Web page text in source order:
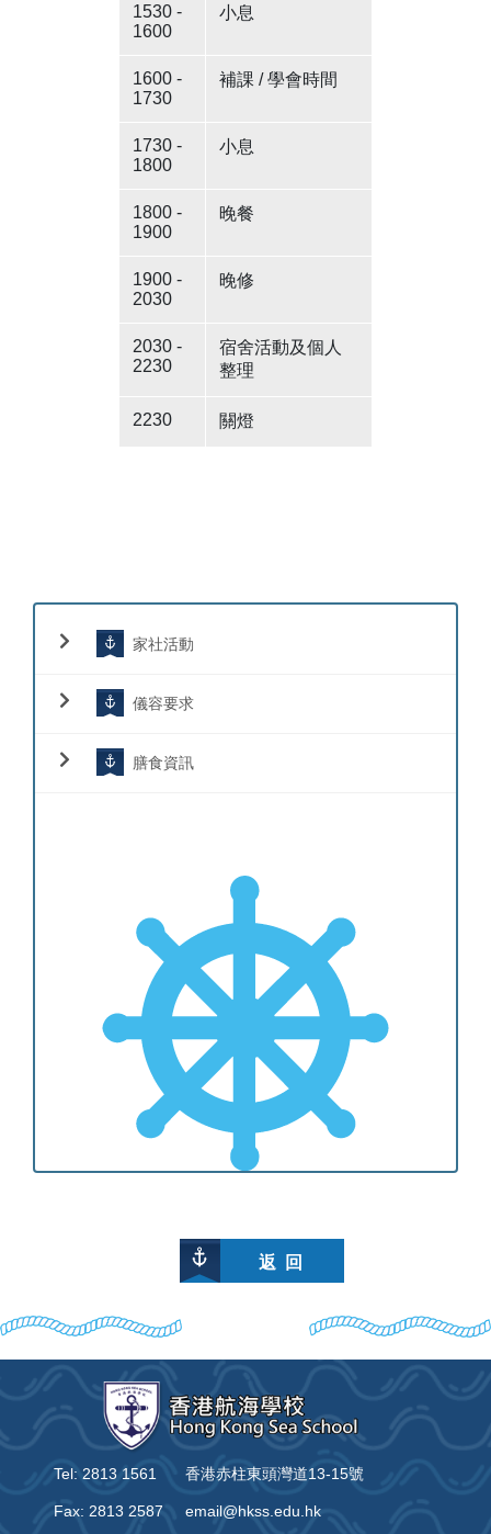
家社活動
儀容要求
膳食資訊
1530 -
1600
小息
1600 -
1730
補課 / 學會時間
1730 -
1800
小息
1800 -
1900
晚餐
1900 -
2030
晚修
2030 -
2230
宿舍活動及個人
整理
2230 關燈
返 回
Tel: 2813 1561
Fax: 2813 2587
香港赤柱東頭灣道13-15號
email@hkss.edu.hk